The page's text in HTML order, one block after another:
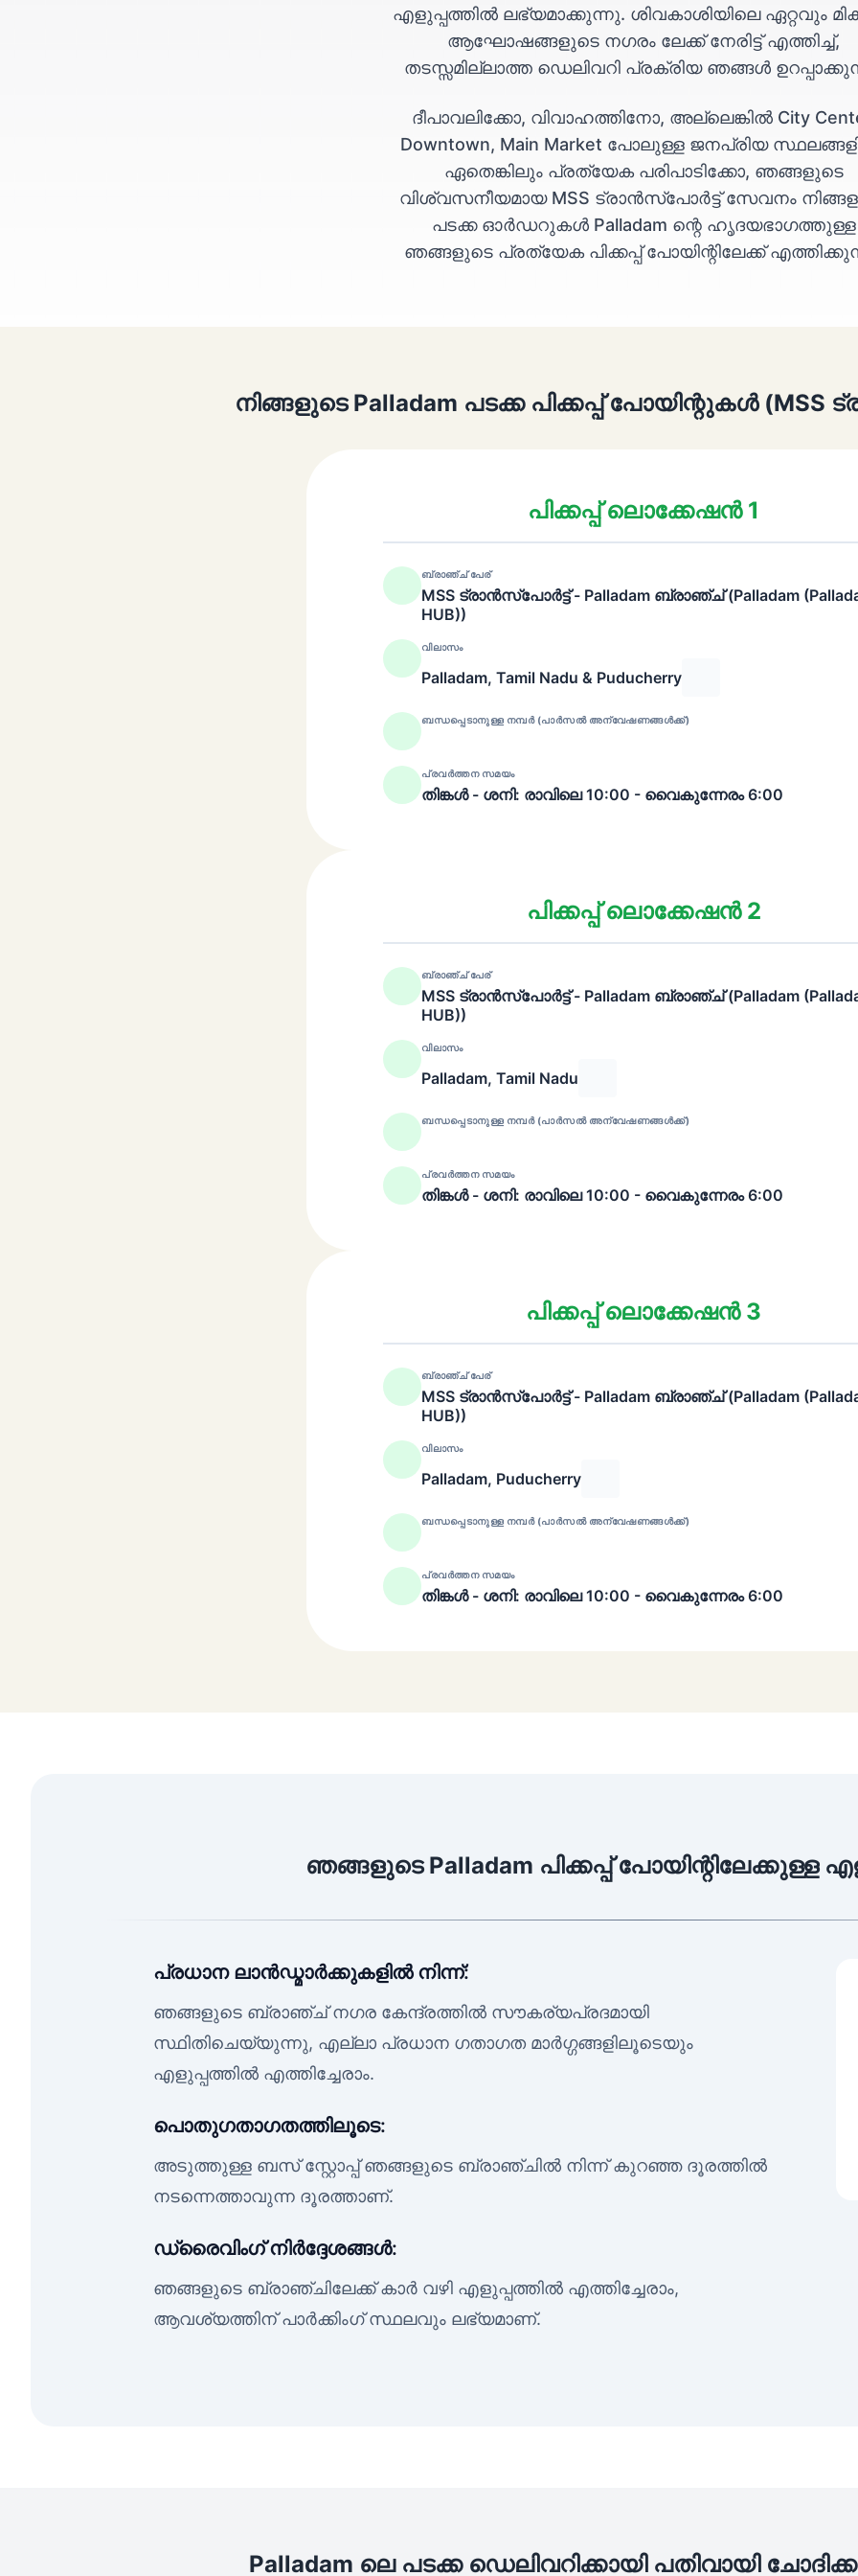
എളുപ്പത്തിൽ ലഭ്യമാക്കുന്നു. ശിവകാശിയിലെ ഏറ്റവും
ആഘോഷങ്ങളുടെ നഗരം ലേക്ക് നേരിട്ട് എത്തിച്ച്,
തടസ്സമില്ലാത്ത ഡെലിവറി പ്രക്രിയ ഞങ്ങൾ
ദീപാവലിക്കോ, വിവാഹത്തിനോ, അല്ലെങ്കിൽ City
Downtown, Main Market പോലുള്ള ജനപ്രിയ
ഏതെങ്കിലും പ്രത്യേക പരിപാടിക്കോ, ഞങ്ങളുടെ
വിശ്വസനീയമായ MSS ട്രാൻസ്പോർട്ട് സേവനം
പടക്ക ഓർഡറുകൾ Palladam ന്റെ ഹൃദയഭാഗത്തുള്ള
ഞങ്ങളുടെ പ്രത്യേക പിക്കപ്പ് പോയിന്റിലേക്ക്
നിങ്ങളുടെ Palladam പടക്ക പിക്കപ്പ് പോയിന്റുകൾ (MSS
പിക്കപ്പ് ലൊക്കേഷൻ 1
ബ്രാഞ്ച് പേര്
MSS ട്രാൻസ്പോർട്ട് - Palladam ബ്രാഞ്ച് (Palladam
HUB))
വിലാസം
Palladam, Tamil Nadu & Puducherry
ബന്ധപ്പെടാനുള്ള നമ്പർ (പാർസൽ അന്വേഷണങ്ങൾക്ക്)
പ്രവർത്തന സമയം
തിങ്കൾ - ശനി: രാവിലെ 10:00 - വൈകുന്നേരം 6:00
പിക്കപ്പ് ലൊക്കേഷൻ 2
ബ്രാഞ്ച് പേര്
MSS ട്രാൻസ്പോർട്ട് - Palladam ബ്രാഞ്ച് (Palladam
HUB))
വിലാസം
Palladam, Tamil Nadu
ബന്ധപ്പെടാനുള്ള നമ്പർ (പാർസൽ അന്വേഷണങ്ങൾക്ക്)
പ്രവർത്തന സമയം
തിങ്കൾ - ശനി: രാവിലെ 10:00 - വൈകുന്നേരം 6:00
പിക്കപ്പ് ലൊക്കേഷൻ 3
ബ്രാഞ്ച് പേര്
MSS ട്രാൻസ്പോർട്ട് - Palladam ബ്രാഞ്ച് (Palladam
HUB))
വിലാസം
Palladam, Puducherry
ബന്ധപ്പെടാനുള്ള നമ്പർ (പാർസൽ അന്വേഷണങ്ങൾക്ക്)
പ്രവർത്തന സമയം
തിങ്കൾ - ശനി: രാവിലെ 10:00 - വൈകുന്നേരം 6:00
ഞങ്ങളുടെ Palladam പിക്കപ്പ് പോയിന്റിലേക്കുള്ള
പ്രധാന ലാൻഡ്മാർക്കുകളിൽ നിന്ന്:
ഞങ്ങളുടെ ബ്രാഞ്ച് നഗര കേന്ദ്രത്തിൽ സൗകര്യപ്രദമായി
സ്ഥിതിചെയ്യുന്നു, എല്ലാ പ്രധാന ഗതാഗത മാർഗ്ഗങ്ങളിലൂടെയും
എളുപ്പത്തിൽ എത്തിച്ചേരാം.
പൊതുഗതാഗതത്തിലൂടെ:
അടുത്തുള്ള ബസ് സ്റ്റോപ്പ് ഞങ്ങളുടെ ബ്രാഞ്ചിൽ നിന്ന് കുറഞ്ഞ ദൂരത്തിൽ
നടന്നെത്താവുന്ന ദൂരത്താണ്.
ഡ്രൈവിംഗ് നിർദ്ദേശങ്ങൾ:
ഞങ്ങളുടെ ബ്രാഞ്ചിലേക്ക് കാർ വഴി എളുപ്പത്തിൽ എത്തിച്ചേരാം,
ആവശ്യത്തിന് പാർക്കിംഗ് സ്ഥലവും ലഭ്യമാണ്.
Palladam ലെ പടക്ക ഡെലിവറിക്കായി പതിവായി